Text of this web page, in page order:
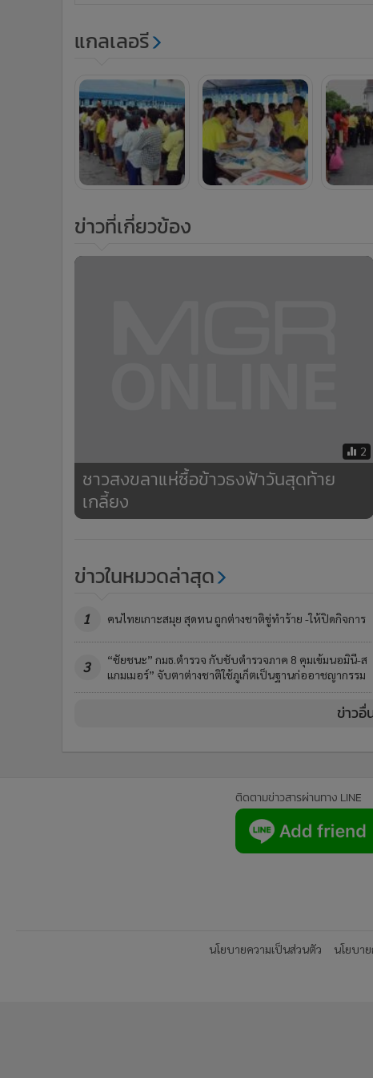
แกลเลอรี
ข่าวที่เกี่ยวข้อง
2
ชาวสงขลาแห่ซื้อข้าวธงฟ้าวันสุดท้าย
เกลี้ยง
ข่าวในหมวดล่าสุด
1 คนไทยเกาะสมุย สุดทน ถูกต่างชาติขู่ทำร้าย -ให้ปิดกิจการ
3
“ชัยชนะ” กมธ.ตำรวจ กับชับตำรวจภาค 8 คุมเข้มนอมินี-ส
แกมเมอร์” จับตาต่างชาติใช้ภูเก็ตเป็นฐานก่ออาชญากรรม
ข่าวอื่
ติดตามข่าวสารผ่านทาง LINE
นโยบายความเป็นส่วนตัว นโยบา